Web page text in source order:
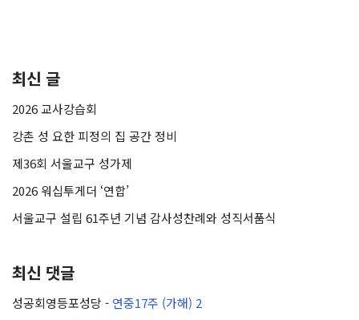
최신 글
2026 교사강습회
강촌 성 요한 피정의 집 공간 정비
제36회 서울교구 성가제
2026 워십투게더 ‘연합’
서울교구 설립 61주년 기념 감사성찬례와 성직서품식
최신 댓글
성공회영등포성당 - 연중17주 (가해) 2